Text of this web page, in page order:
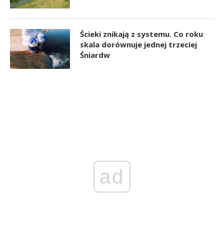
Ścieki znikają z systemu. Co roku
skala dorównuje jednej trzeciej
Śniardw
ad